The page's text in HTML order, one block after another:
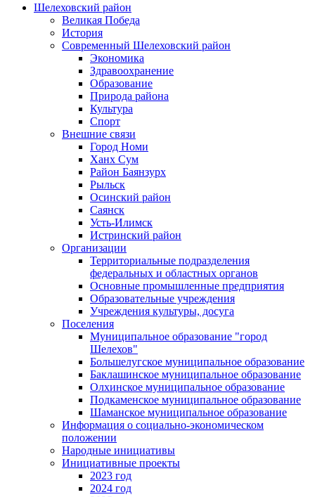
Шелеховский район
Великая Победа
История
Современный Шелеховский район
Экономика
Здравоохранение
Образование
Природа района
Культура
Спорт
Внешние связи
Город Номи
Ханх Сум
Район Баянзурх
Рыльск
Осинский район
Саянск
Усть-Илимск
Истринский район
Организации
Территориальные подразделения
федеральных и областных органов
Основные промышленные предприятия
Образовательные учреждения
Учреждения культуры, досуга
Поселения
Муниципальное образование "город
Шелехов"
Большелугское муниципальное образование
Баклашинское муниципальное образование
Олхинское муниципальное образование
Подкаменское муниципальное образование
Шаманское муниципальное образование
Информация о социально-экономическом
положении
Народные инициативы
Инициативные проекты
2023 год
2024 год